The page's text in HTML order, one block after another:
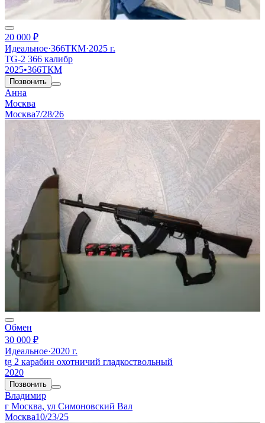
20 000 ₽
Идеальное·366ТКМ·2025 г.
TG-2 366 калибр
2025•366ТКМ
Позвонить
Анна
Москва
Москва7/28/26
Обмен
30 000 ₽
Идеальное·2020 г.
tg 2 карабин охотничий гладкоствольный
2020
Позвонить
Владимир
г Москва, ул Симоновский Вал
Москва10/23/25